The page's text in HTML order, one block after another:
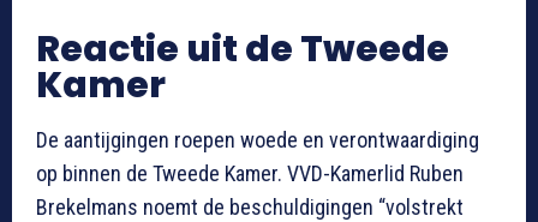
Reactie uit de Tweede
Kamer
De aantijgingen roepen woede en verontwaardiging
op binnen de Tweede Kamer. VVD-Kamerlid Ruben
Brekelmans noemt de beschuldigingen “volstrekt